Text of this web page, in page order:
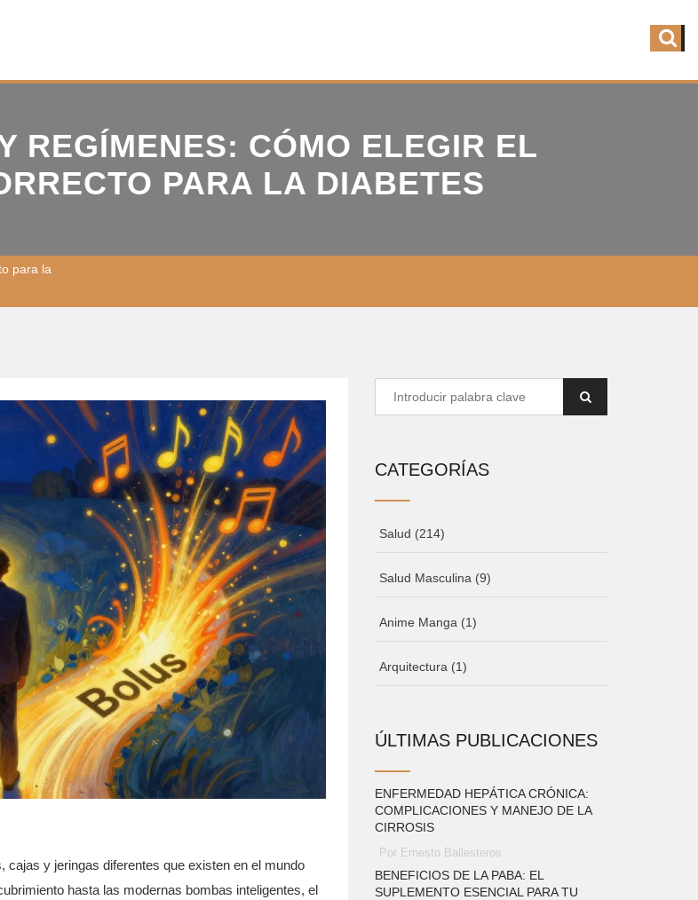
REGÍMENES: CÓMO ELEGIR EL
PARA LA DIABETES
para la
y jeringas diferentes que existen en el mundo
hasta las modernas bombas inteligentes, el
CATEGORÍAS
Salud (214)
Salud Masculina (9)
Anime Manga (1)
Arquitectura (1)
ÚLTIMAS PUBLICACIONES
ENFERMEDAD HEPÁTICA CRÓNICA:
COMPLICACIONES Y MANEJO DE LA
CIRROSIS
Por Ernesto Ballesteros
BENEFICIOS DE LA PABA: EL
SUPLEMENTO ESENCIAL PARA TU